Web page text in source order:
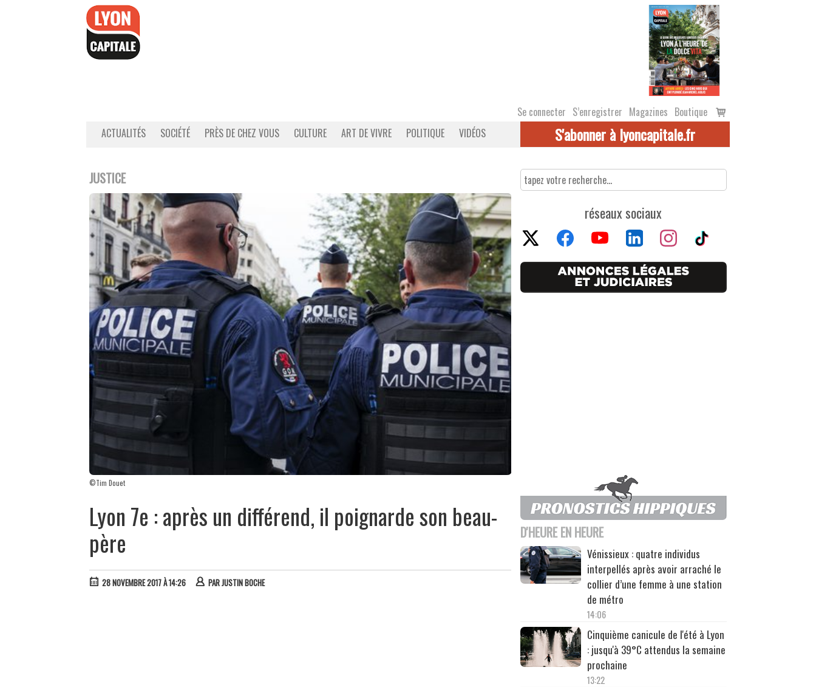
Se connecter S’enregistrer Magazines Boutique
Voir
le
ACTUALITÉS SOCIÉTÉ PRÈS DE CHEZ VOUS CULTURE ART DE VIVRE POLITIQUE VIDÉOS S'abonner à lyoncapitale.fr
JUSTICE
©Tim Douet
Lyon 7e : après un différend, il poignarde son beau-
père
28 NOVEMBRE 2017 À 14:26 PARJUSTIN BOCHE
réseaux sociaux
D'HEURE EN HEURE
Vénissieux : quatre individus
interpellés après avoir arraché le
collier d’une femme à une station
de métro
14:06
Cinquième canicule de l'été à Lyon
: jusqu'à 39°C attendus la semaine
prochaine
13:22